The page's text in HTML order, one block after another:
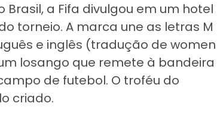
Brasil, a Fifa divulgou em um hotel
torneio. A marca une as letras M
e inglês (tradução de women
losango que remete à bandeira
de futebol. O troféu do
criado.